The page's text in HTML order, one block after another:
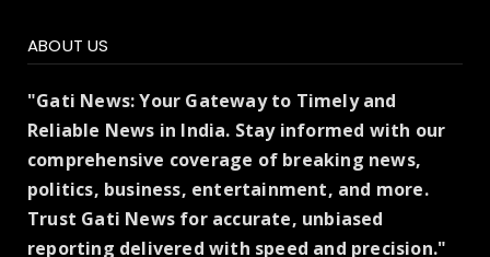
ABOUT US
"Gati News: Your Gateway to Timely and
Reliable News in India. Stay informed with our
comprehensive coverage of breaking news,
politics, business, entertainment, and more.
Trust Gati News for accurate, unbiased
reporting delivered with speed and precision."